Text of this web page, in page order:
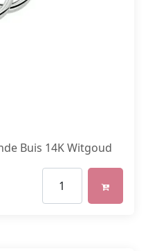
Buis 14K Witgoud